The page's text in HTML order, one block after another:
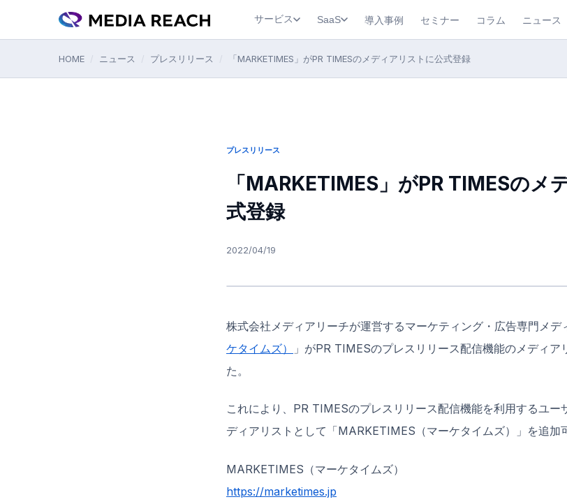
サービス SaaS 導入事例 セミナー コラム ニュース
HOME ニュース プレスリリース 「MARKETIMES」がPR TIMESのメディアリストに公式登録
プレスリリース
「MARKETIMES」がPR TIMESのメ
式登録
2022/04/19
株式会社メディアリーチが運営するマーケティング・広告専門メデ
ケタイムズ）
」がPR TIMESのプレスリリース配信機能のメディア
た。
これにより、PR TIMESのプレスリリース配信機能を利用するユー
ディアリストとして「MARKETIMES（マーケタイムズ）」を追加
MARKETIMES（マーケタイムズ）
https://marketimes.jp